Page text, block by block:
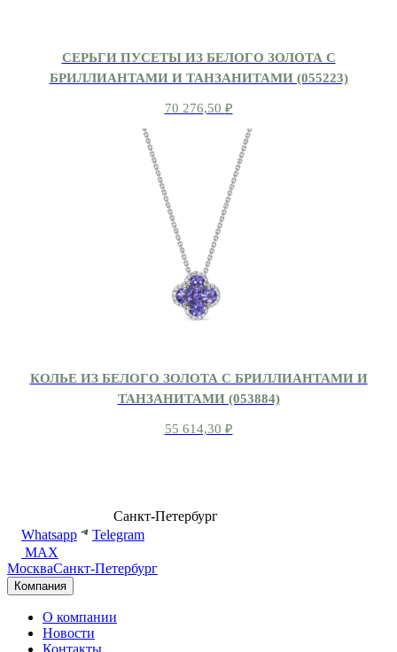
СЕРЬГИ ПУСЕТЫ ИЗ БЕЛОГО ЗОЛОТА С
БРИЛЛИАНТАМИ И ТАНЗАНИТАМИ (055223)
70 276,50 ₽
КОЛЬЕ ИЗ БЕЛОГО ЗОЛОТА С БРИЛЛИАНТАМИ И
ТАНЗАНИТАМИ (053884)
55 614,30 ₽
Санкт-Петербург
Whatsapp
Telegram
MAX
МоскваСанкт-Петербург
Компания
О компании
Новости
Контакты